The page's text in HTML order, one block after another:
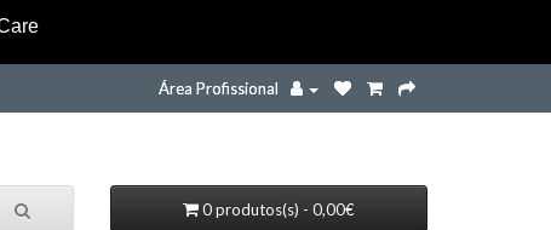
Área Profissional
0 produtos(s) - 0,00€